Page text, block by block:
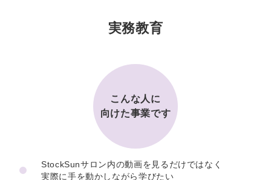
実務教育
こんな人に
向けた事業です
StockSunサロン内の動画を見るだけではなく
実際に手を動かしながら学びたい